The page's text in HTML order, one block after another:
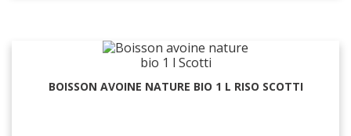
BOISSON AVOINE NATURE BIO 1 L RISO SCOTTI